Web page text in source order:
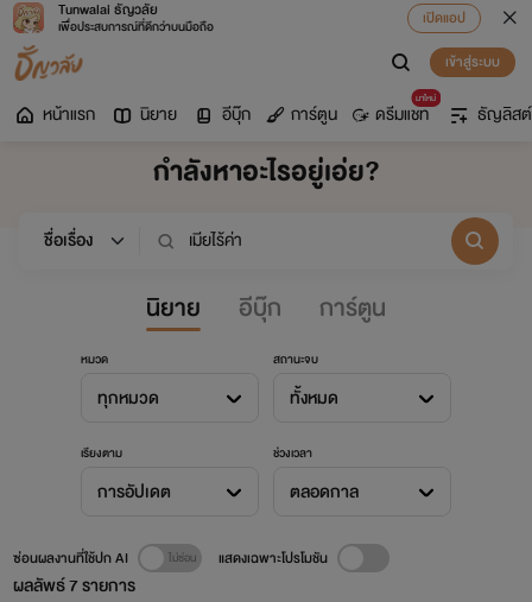
Tunwalai ธัญวลัย
เพื่อประสบการณ์ที่ดีกว่าบนมือถือ
เปิดแอป
เข้าสู่ระบบ
หน้าแรก นิยาย อีบุ๊ก การ์ตูน
มาใหม่
ดรีมแชท ธัญลิสต์
กำลังหาอะไรอยู่เอ่ย?
นิยาย อีบุ๊ก การ์ตูน
หมวด
ทุกหมวด
สถานะจบ
ทั้งหมด
เรียงตาม
การอัปเดต
ช่วงเวลา
ตลอดกาล
ผลลัพธ์7รายการ
ซ่อนผลงานที่ใช้ปก AI แสดงเฉพาะโปรโมชัน